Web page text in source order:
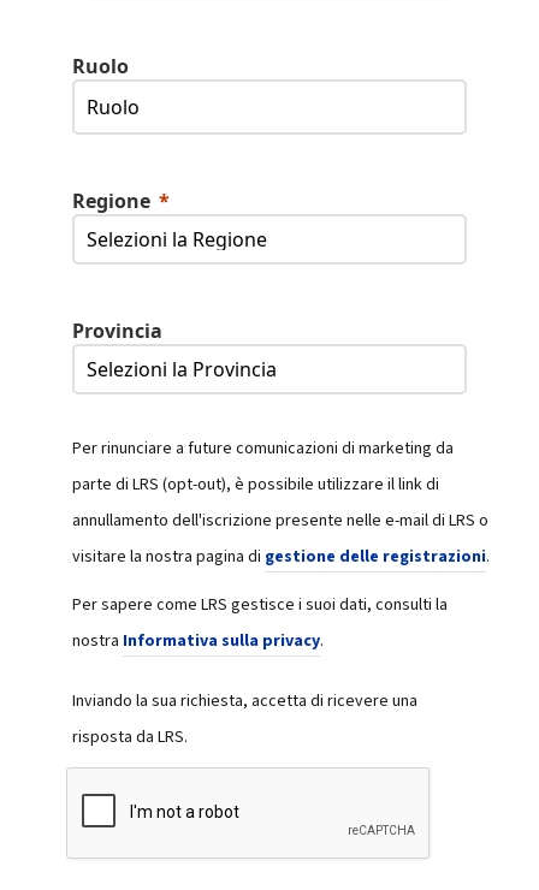
Ruolo
Regione
Provincia
Per rinunciare a future comunicazioni di marketing da
parte di LRS (opt-out), è possibile utilizzare il link di
annullamento dell'iscrizione presente nelle e-mail di LRS o
visitare la nostra pagina di gestione delle registrazioni.
Per sapere come LRS gestisce i suoi dati, consulti la
nostra Informativa sulla privacy.
Inviando la sua richiesta, accetta di ricevere una
risposta da LRS.